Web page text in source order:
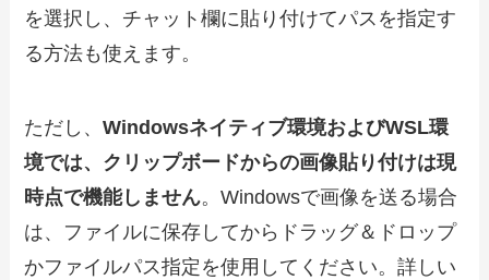
を選択し、チャット欄に貼り付けてパスを指定す
る方法も使えます。
ただし、Windowsネイティブ環境およびWSL環
境では、クリップボードからの画像貼り付けは現
時点で機能しません。Windowsで画像を送る場合
は、ファイルに保存してからドラッグ＆ドロップ
かファイルパス指定を使用してください。詳しい